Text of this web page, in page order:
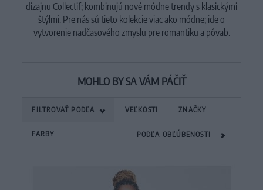
dizajnu Collectif; kombinujú nové módne trendy s klasickými
štýlmi. Pre nás sú tieto kolekcie viac ako módne; ide o
vytvorenie nadčasového zmyslu pre romantiku a pôvab.
MOHLO BY SA VÁM PÁČIŤ
FILTROVAŤ PODĽA VEĽKOSTI ZNAČKY
FARBY PODĽA OBĽÚBENOSTI